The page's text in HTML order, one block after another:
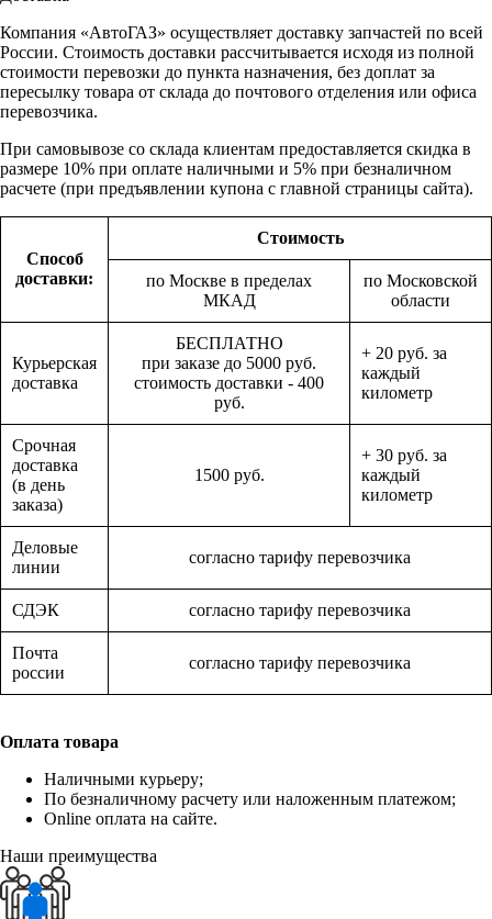
Компания «АвтоГАЗ» осуществляет доставку запчастей по всей
России. Стоимость доставки рассчитывается исходя из полной
стоимости перевозки до пункта назначения, без доплат за
пересылку товара от склада до почтового отделения или офиса
перевозчика.
При самовывозе со склада клиентам предоставляется скидка в
размере 10% при оплате наличными и 5% при безналичном
расчете (при предъявлении купона с главной страницы сайта).
Способ
доставки:
Стоимость
по Москве в пределах
МКАД
по Московской
области
Курьерская
доставка
БЕСПЛАТНО
при заказе до 5000 руб.
стоимость доставки - 400
руб.
+ 20 руб. за
каждый
километр
Срочная
доставка
(в день
заказа)
1500 руб.
+ 30 руб. за
каждый
километр
Деловые
линии
согласно тарифу перевозчика
СДЭК согласно тарифу перевозчика
Почта
россии
согласно тарифу перевозчика
Оплата товара
Наличными курьеру;
По безналичному расчету или наложенным платежом;
Online оплата на сайте.
Наши преимущества